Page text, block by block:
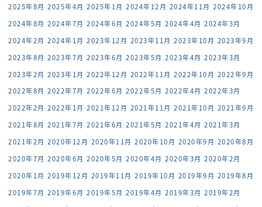
2025年8月 2025年4月 2025年1月 2024年12月 2024年11月 2024年10月
2024年8月 2024年7月 2024年6月 2024年5月 2024年4月 2024年3月
2024年2月 2024年1月 2023年12月 2023年11月 2023年10月 2023年9月
2023年8月 2023年7月 2023年6月 2023年5月 2023年4月 2023年3月
2023年2月 2023年1月 2022年12月 2022年11月 2022年10月 2022年9月
2022年8月 2022年7月 2022年6月 2022年5月 2022年4月 2022年3月
2022年2月 2022年1月 2021年12月 2021年11月 2021年10月 2021年9月
2021年8月 2021年7月 2021年6月 2021年5月 2021年4月 2021年3月
2021年2月 2020年12月 2020年11月 2020年10月 2020年9月 2020年8月
2020年7月 2020年6月 2020年5月 2020年4月 2020年3月 2020年2月
2020年1月 2019年12月 2019年11月 2019年10月 2019年9月 2019年8月
2019年7月 2019年6月 2019年5月 2019年4月 2019年3月 2019年2月